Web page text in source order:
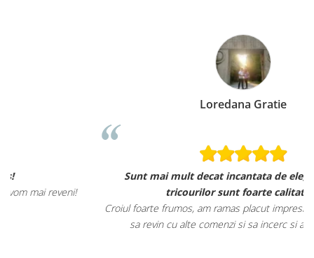
Loredana Gratie
Sunt mai mult decat incantata de ele, materialele
tricourilor sunt foarte calitative,
Croiul foarte frumos, am ramas placut impresionata, abia astept
sa revin cu alte comenzi si sa incerc si alte produse.